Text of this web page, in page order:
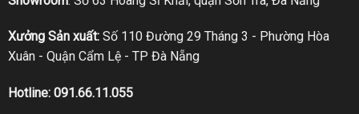
Xưởng Sản xuất:Số 110 Đường 29 Tháng 3 - Phường Hòa
Xuân - Quận Cẩm Lệ - TP Đà Nẵng
Hotline: 091.66.11.055